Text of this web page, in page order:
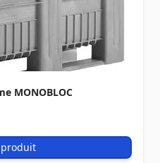
MONOBLOC